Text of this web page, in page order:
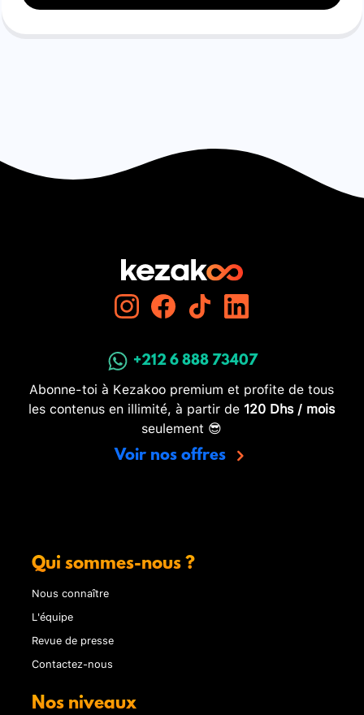
+212 6 888 73407
Abonne-toi à Kezakoo premium et profite de tous
les contenus en illimité, à partir de 120 Dhs / mois
seulement 😎
Voir nos offres
Qui sommes-nous ?
Nous connaître
L'équipe
Revue de presse
Contactez-nous
Nos niveaux